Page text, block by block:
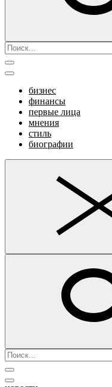
бизнес
финансы
первые лица
мнения
стиль
биографии